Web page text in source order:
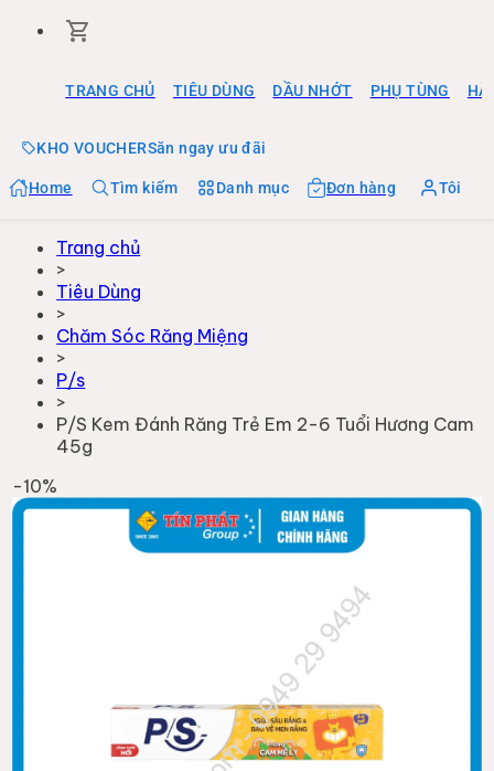
TRANG CHỦ TIÊU DÙNG DẦU NHỚT PHỤ TÙNG
KHO VOUCHERSăn ngay ưu đãi
Home Tìm kiếm Danh mục Đơn hàng Tôi
Trang chủ
>
Tiêu Dùng
>
Chăm Sóc Răng Miệng
>
P/s
>
P/S Kem Đánh Răng Trẻ Em 2-6 Tuổi Hương Cam
45g
-10%